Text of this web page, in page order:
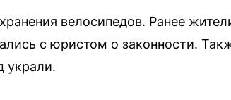
велосипедов. Ранее
с юристом о законности.
украли.